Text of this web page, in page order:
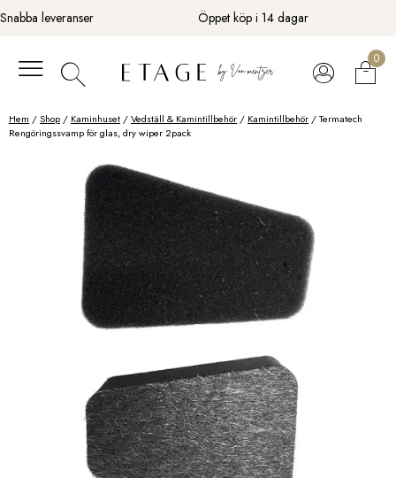
Fortsätt
till
Snabba leveranser Öppet köp i 14 dagar
0
Hem /Shop / Kaminhuset /Vedställ & Kamintillbehör / Kamintillbehör / Termatech
Rengöringssvamp för glas, dry wiper 2pack